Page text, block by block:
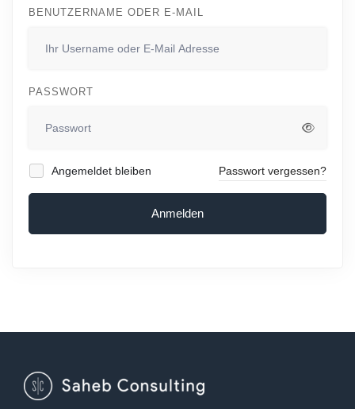
BENUTZERNAME ODER E-MAIL
PASSWORT
Angemeldet bleiben Passwort vergessen?
Anmelden